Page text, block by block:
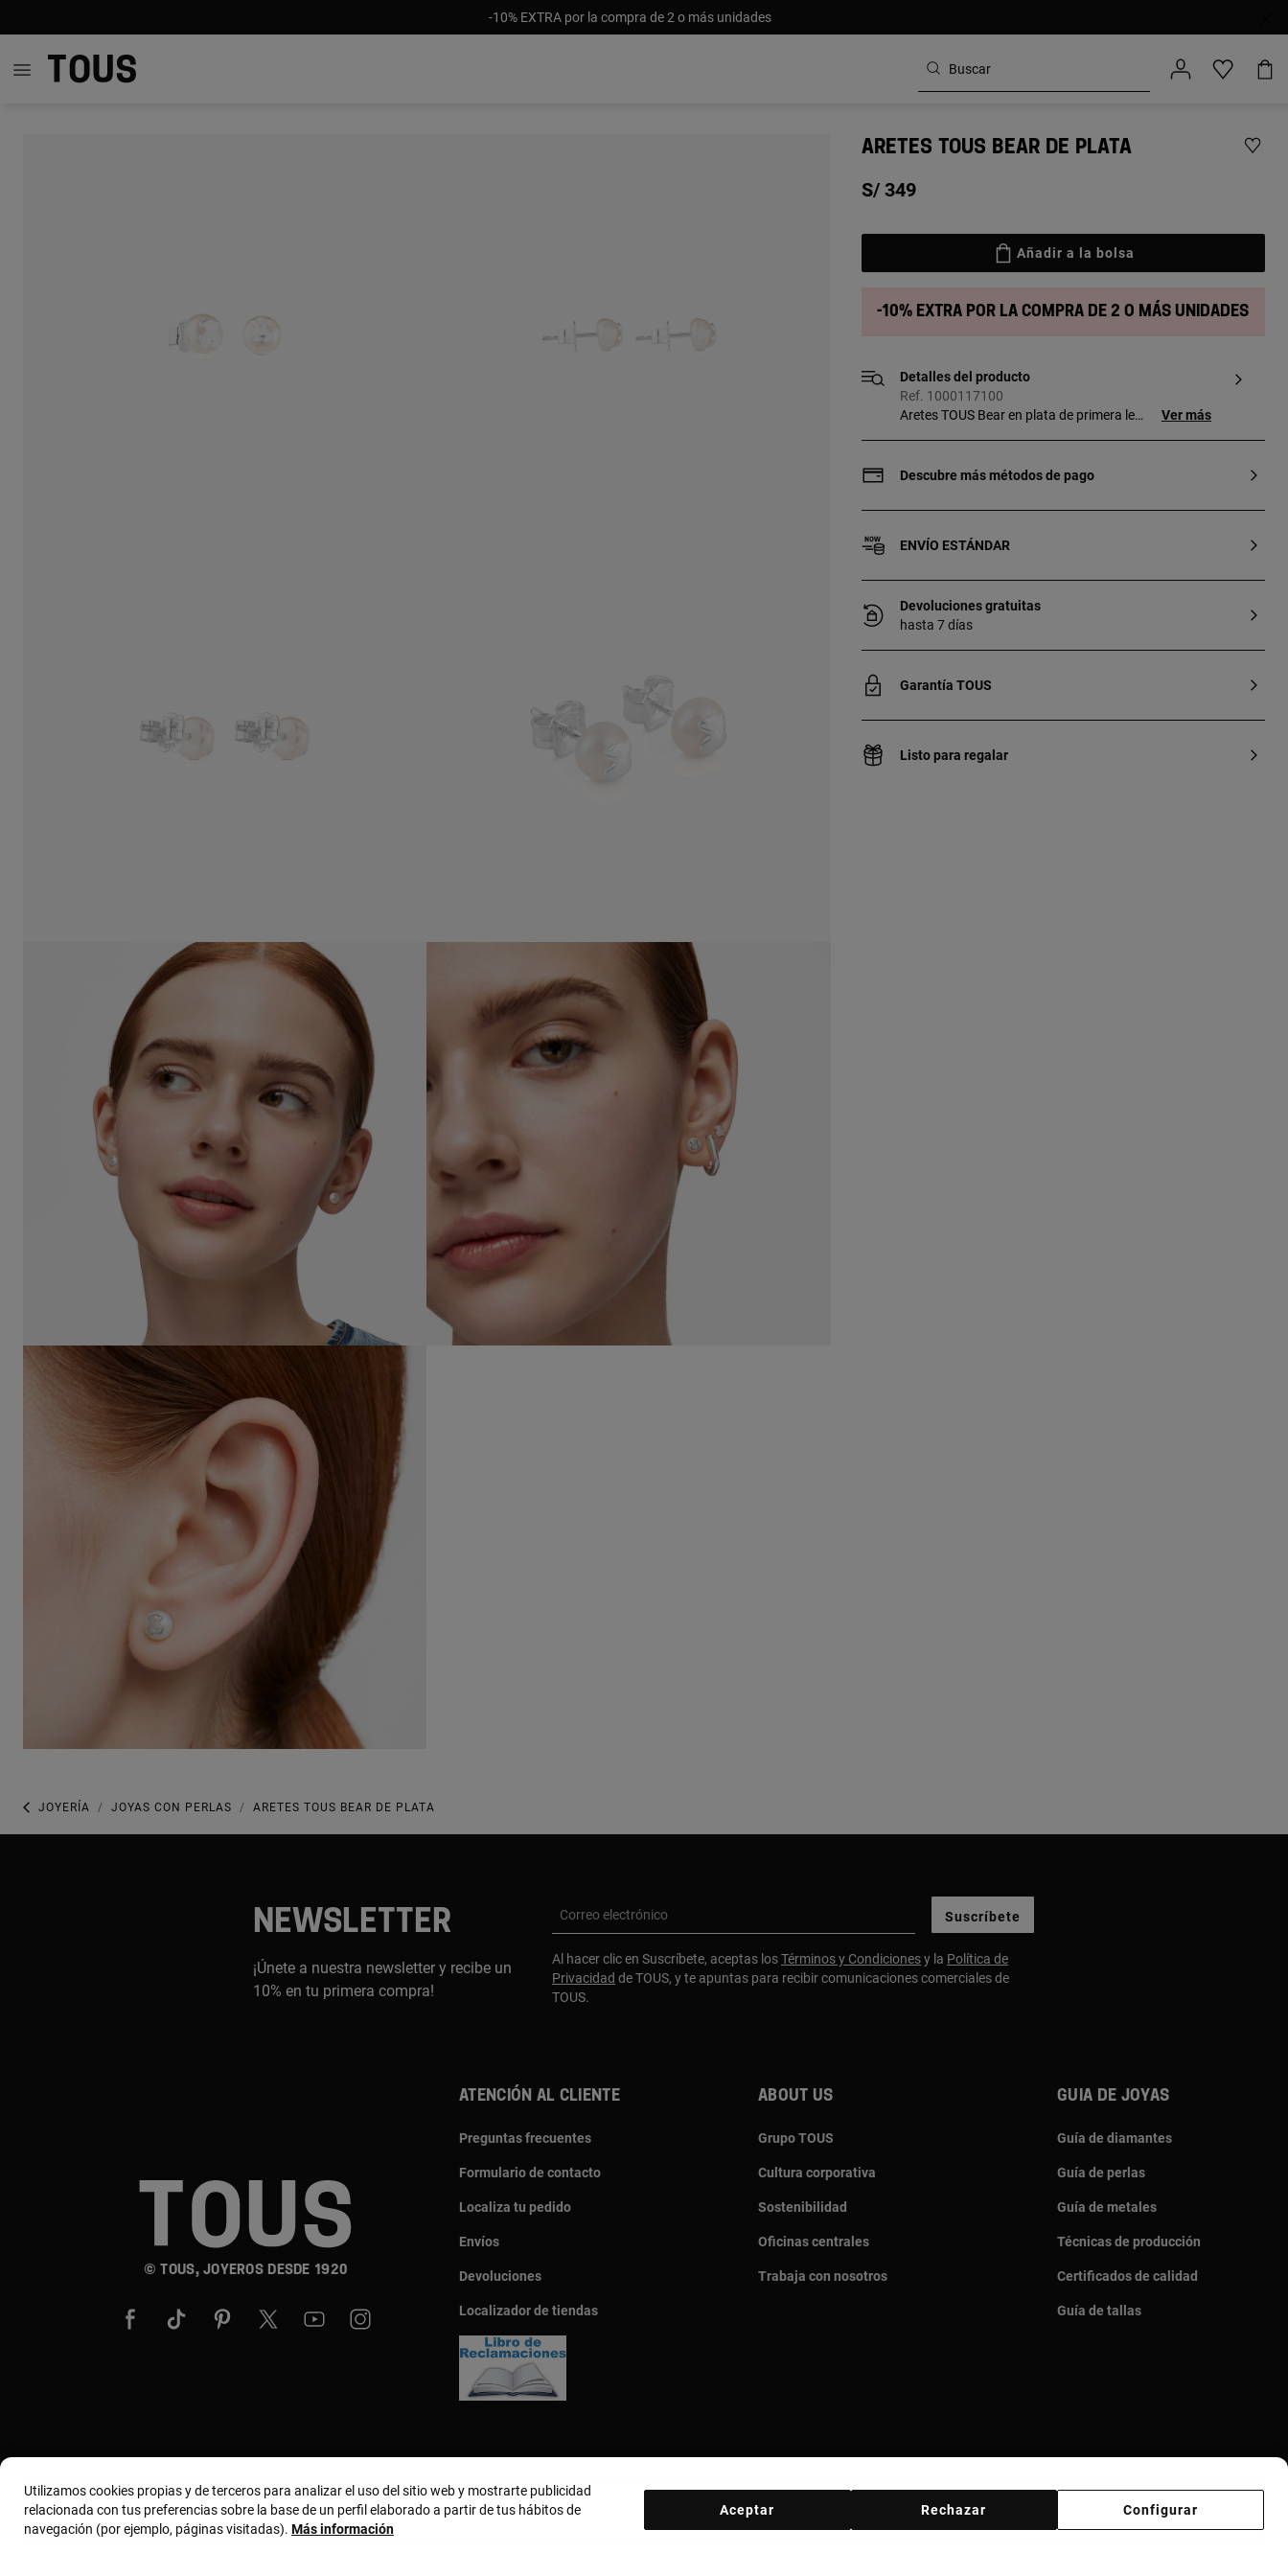
-10% EXTRA por la compra de 2 o más unidades
ARETES TOUS BEAR DE PLATA
S/ 349
Añadir a la bolsa
-10% extra por la compra de 2 o más unidades
Detalles del producto
Ref. 1000117100
Aretes TOUS Bear en plata de primera ley
Ver más
Descubre más métodos de pago
ENVÍO ESTÁNDAR
Devoluciones gratuitas
hasta 7 días
Garantía TOUS
Listo para regalar
JOYERÍA JOYAS CON PERLAS ARETES TOUS BEAR DE PLATA
NEWSLETTER
¡Únete a nuestra newsletter y recibe un
10% en tu primera compra!
Correo electrónico Suscríbete
Al hacer clic en Suscríbete, aceptas losTérminos y Condicionesy la Política de
Privacidad de TOUS, y te apuntas para recibir comunicaciones comerciales de
TOUS.
© TOUS, JOYEROS DESDE 1920
Atención al cliente
Preguntas frecuentes
Formulario de contacto
Localiza tu pedido
Envíos
Devoluciones
Localizador de tiendas
About us
Grupo TOUS
Cultura corporativa
Sostenibilidad
Oficinas centrales
Trabaja con nosotros
Guia de joyas
Guía de diamantes
Guía de perlas
Guía de metales
Técnicas de producción
Certificados de calidad
Guía de tallas
País y moneda: Perú / Peruvian Sol
Utilizamos cookies propias y de terceros para analizar el uso del sitio web y mostrarte publicidad
relacionada con tus preferencias sobre la base de un perfil elaborado a partir de tus hábitos de
navegación (por ejemplo, páginas visitadas). Más información
Configurar
Rechazar
Aceptar